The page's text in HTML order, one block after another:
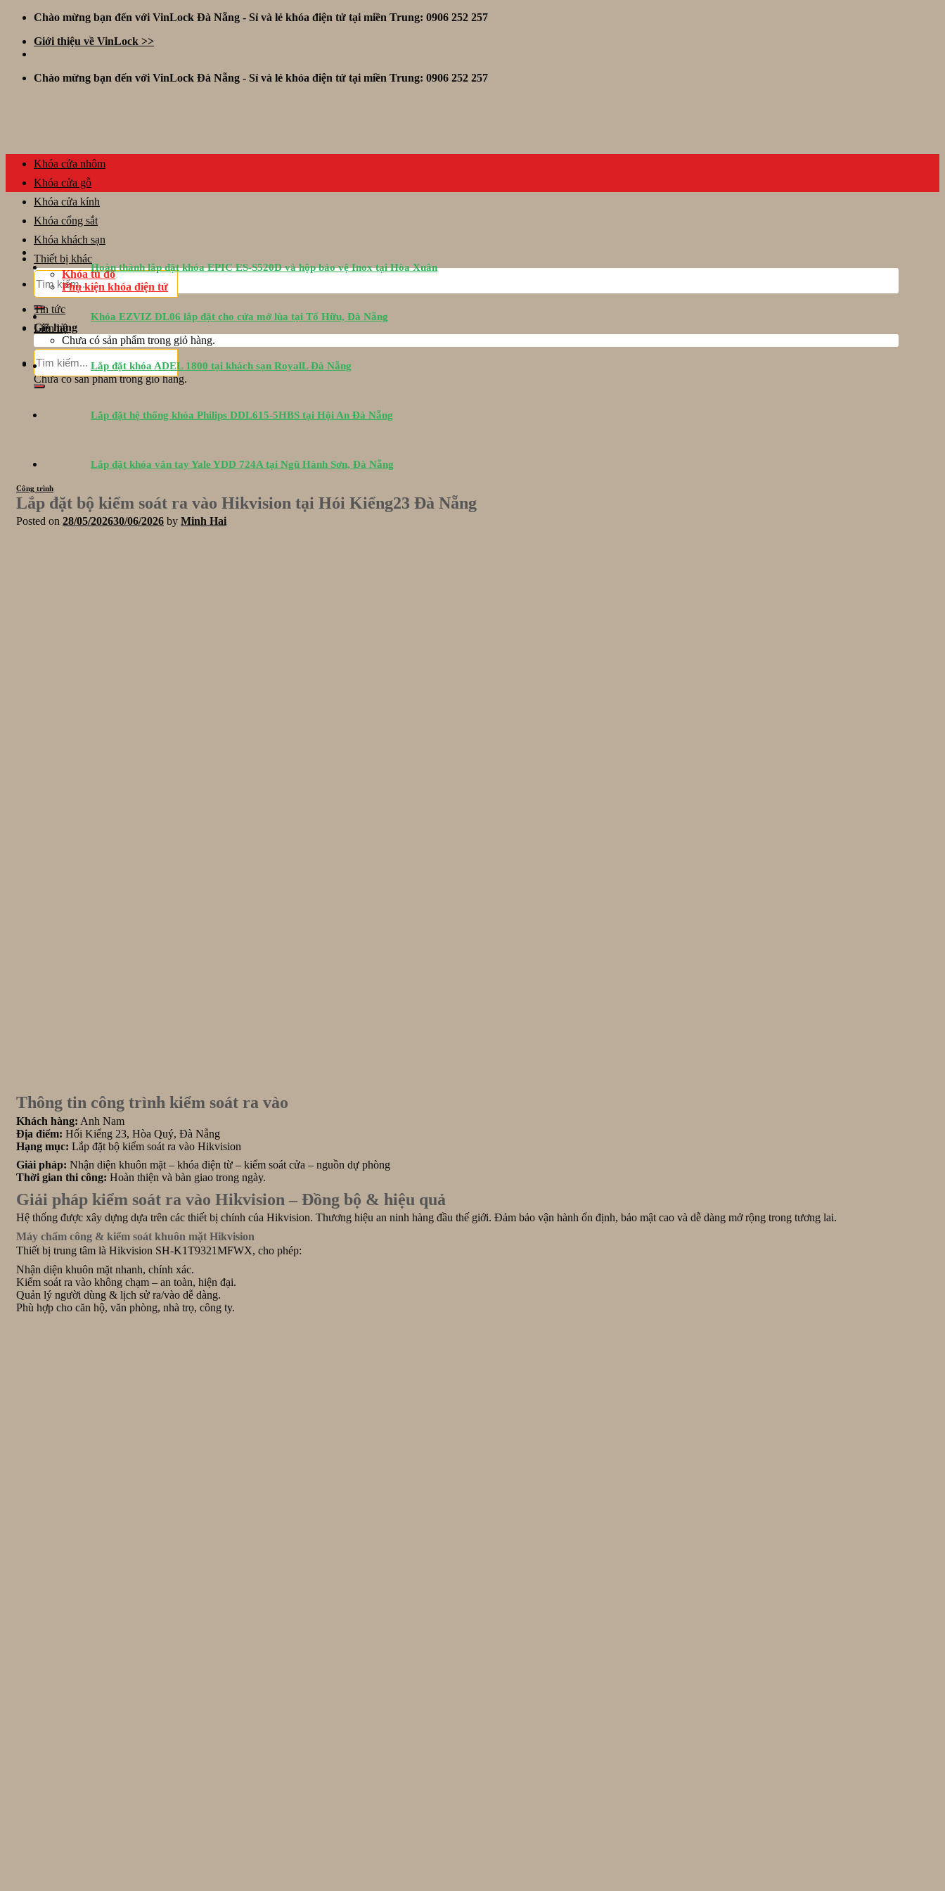
Skip
content
Chào mừng bạn đến với VinLock Đà Nẵng - Sỉ và lẻ khóa điện tử tại miền Trung: 0906 252 257
Giới thiệu về VinLock >>
Chào mừng bạn đến với VinLock Đà Nẵng - Sỉ và lẻ khóa điện tử tại miền Trung: 0906 252 257
Tìm
kiếm:
Giỏ hàng
Chưa có sản phẩm trong giỏ hàng.
Giỏ hàng
Chưa có sản phẩm trong giỏ hàng.
Khóa cửa nhôm
Khóa cửa gỗ
Khóa cửa kính
Khóa cổng sắt
Khóa khách sạn
Thiết bị khác
Khóa tủ đồ
Phụ kiện khóa điện tử
Tin tức
Liên hệ
Tìm
kiếm:
Hoàn thành lắp đặt khóa EPIC ES-S520D và hộp bảo vệ Inox tại Hòa Xuân
Khóa EZVIZ DL06 lắp đặt cho cửa mở lùa tại Tố Hữu, Đà Nẵng
Lắp đặt khóa ADEL 1800 tại khách sạn RoyalL Đà Nẵng
Lắp đặt hệ thống khóa Philips DDL615-5HBS tại Hội An Đà Nẵng
Lắp đặt khóa vân tay Yale YDD 724A tại Ngũ Hành Sơn, Đà Nẵng
Công trình
Lắp đặt bộ kiểm soát ra vào Hikvision tại Hói Kiểng23 Đà Nẵng
Posted on 28/05/202630/06/2026 by Minh Hai
Thông tin công trình kiểm soát ra vào
Khách hàng: Anh Nam
Địa điểm: Hối Kiểng 23, Hòa Quý, Đà Nẵng
Hạng mục: Lắp đặt bộ kiểm soát ra vào Hikvision
Giải pháp: Nhận diện khuôn mặt – khóa điện từ – kiểm soát cửa – nguồn dự phòng
Thời gian thi công: Hoàn thiện và bàn giao trong ngày.
Giải pháp kiểm soát ra vào Hikvision – Đồng bộ & hiệu quả
Hệ thống được xây dựng dựa trên các thiết bị chính của Hikvision. Thương hiệu an ninh hàng đầu thế giới. Đảm bảo vận hành ổn định, bảo mật cao và dễ dàng mở rộng trong tương lai.
Máy chấm công & kiểm soát khuôn mặt Hikvision
Thiết bị trung tâm là Hikvision SH-K1T9321MFWX, cho phép:
Nhận diện khuôn mặt nhanh, chính xác.
Kiểm soát ra vào không chạm – an toàn, hiện đại.
Quản lý người dùng & lịch sử ra/vào dễ dàng.
Phù hợp cho căn hộ, văn phòng, nhà trọ, công ty.